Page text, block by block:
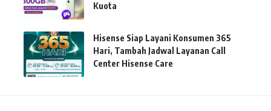
Kuota
Hisense Siap Layani Konsumen 365
Hari, Tambah Jadwal Layanan Call
Center Hisense Care